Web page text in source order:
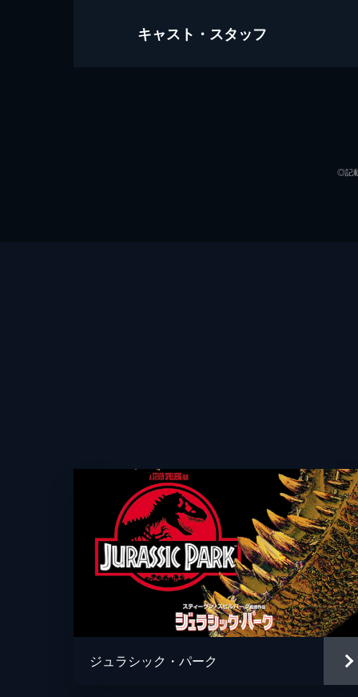
ジュラシック・ワールド
キャスト・スタッフ
◎記
ジュラシック・パーク